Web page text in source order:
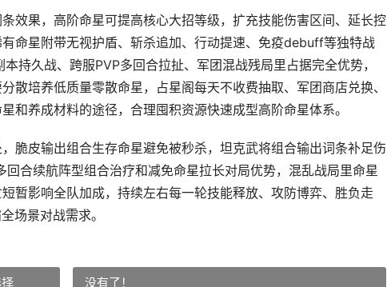
效果，高阶命星可提高核心大招等级，扩充技能伤害区间、延长控
命星附带无视护盾、斩杀追加、行动提速、免疫debuff等独特战
持久战、跨服PVP多回合拉扯、军团混战残局里占据完全优势，
散培养低质量零散命星，占星阁每天不收费抽取、军团商店兑换、
和养成材料的途径，合理囤积资源快速成型高阶命星体系。
脆皮输出组合生存命星避免被秒杀，坦克武将组合输出词条补足伤
合续航阵型组合治疗和减免命星拉长对局优势，混乱战局里命星
暂影响全队加成，持续左右每一轮技能释放、攻防博弈、胜负走
场景对战需求。
没有了！